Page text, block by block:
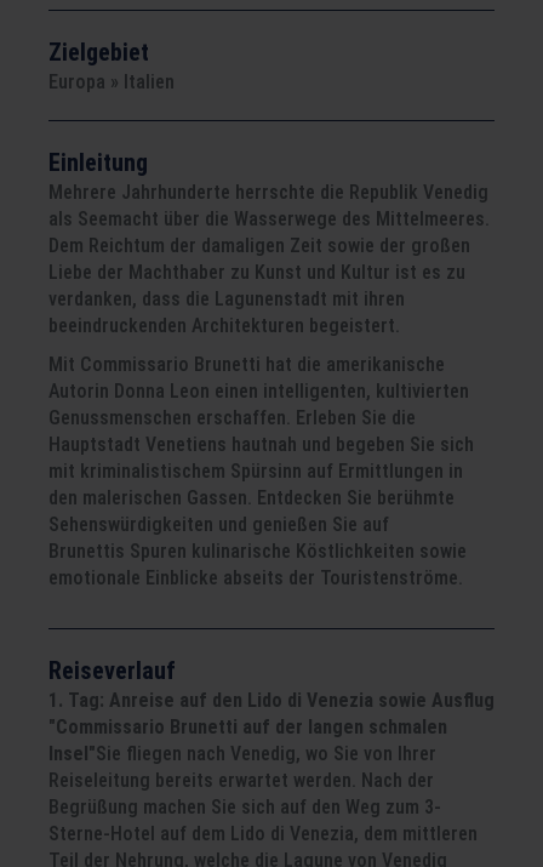
Zielgebiet
Europa » Italien
Einleitung
Mehrere Jahrhunderte herrschte die Republik Venedig
als Seemacht über die Wasserwege des Mittelmeeres.
Dem Reichtum der damaligen Zeit sowie der großen
Liebe der Machthaber zu Kunst und Kultur ist es zu
verdanken, dass die Lagunenstadt mit ihren
beeindruckenden Architekturen begeistert.
Mit Commissario Brunetti hat die amerikanische
Autorin Donna Leon einen intelligenten, kultivierten
Genussmenschen erschaffen. Erleben Sie die
Hauptstadt Venetiens hautnah und begeben Sie sich
mit kriminalistischem Spürsinn auf Ermittlungen in
den malerischen Gassen. Entdecken Sie berühmte
Sehenswürdigkeiten und genießen Sie auf
Brunettis Spuren kulinarische Köstlichkeiten sowie
emotionale Einblicke abseits der Touristenströme.
Reiseverlauf
1. Tag: Anreise auf den Lido di Venezia sowie Ausflug
"Commissario Brunetti auf der langen schmalen
Insel"Sie fliegen nach Venedig, wo Sie von Ihrer
Reiseleitung bereits erwartet werden. Nach der
Begrüßung machen Sie sich auf den Weg zum 3-
Sterne-Hotel auf dem Lido di Venezia, dem mittleren
Teil der Nehrung, welche die Lagune von Venedig